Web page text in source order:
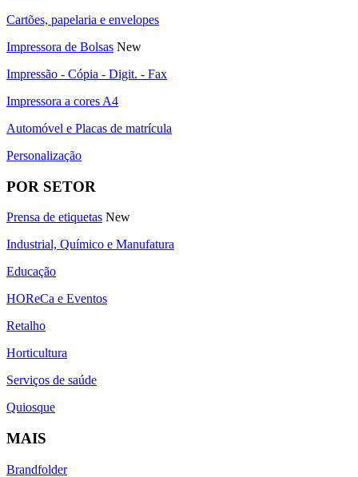
Cartões, papelaria e envelopes
Impressora de Bolsas New
Impressão - Cópia - Digit. - Fax
Impressora a cores A4
Automóvel e Placas de matrícula
Personalização
POR SETOR
Prensa de etiquetas New
Industrial, Químico e Manufatura
Educação
HOReCa e Eventos
Retalho
Horticultura
Serviços de saúde
Quiosque
MAIS
Brandfolder